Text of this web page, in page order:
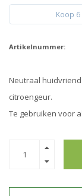
Koop
Artikelnummer:
Neutraal
citroengeur.
Te gebruiken voor